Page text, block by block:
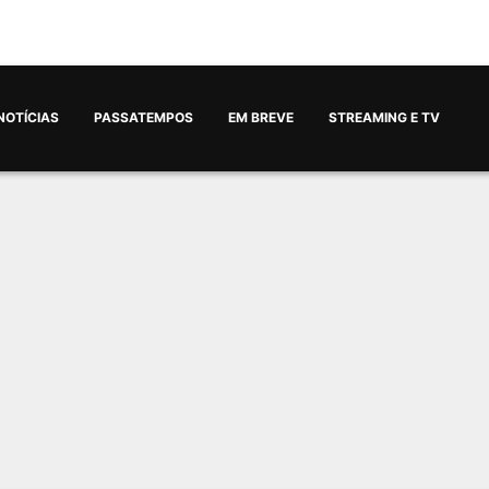
PASSATEMPOS EM BREVE STREAMING E TV